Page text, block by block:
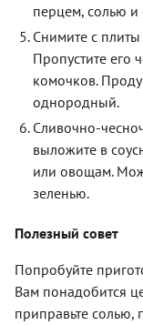
перцем, солью и
Снимите с плиты
Пропустите его
комочков.
однородный.
Сливочно-
выложите в
или овощам.
зеленью.
Полезный совет
Попробуйте
Вам понадобится
приправьте